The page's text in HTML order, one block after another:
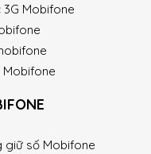
Mobifone
Mobifone
giữ số Mobifone